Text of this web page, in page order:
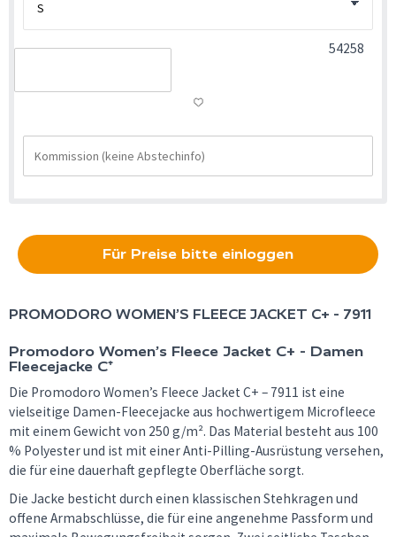
54258
Für Preise bitte einloggen
PROMODORO WOMEN’S FLEECE JACKET C+ - 7911
Promodoro Women’s Fleece Jacket C+ - Damen
Fleecejacke C⁺
Die Promodoro Women’s Fleece Jacket C+ – 7911 ist eine
vielseitige Damen-Fleecejacke aus hochwertigem Microfleece
mit einem Gewicht von 250 g/m². Das Material besteht aus 100
% Polyester und ist mit einer Anti-Pilling-Ausrüstung versehen,
die für eine dauerhaft gepflegte Oberfläche sorgt.
Die Jacke besticht durch einen klassischen Stehkragen und
offene Armabschlüsse, die für eine angenehme Passform und